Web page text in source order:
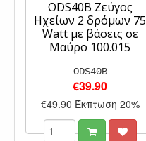
ODS40B Ζεύγος
Ηχείων 2 δρόμων 75
Watt με βάσεις σε
Μαύρο 100.015
ODS40B
€39.90
€49.90 Έκπτωση 20%